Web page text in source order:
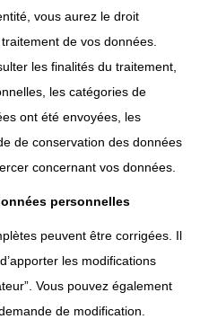
vous aurez le droit
de vos données.
les finalités du traitement,
les catégories de
ont été envoyées, les
de conservation des données
concernant vos données.
personnelles
peuvent être corrigées. Il
les modifications
Vous pouvez également
de modification.